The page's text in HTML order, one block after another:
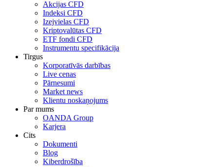
Akcijas CFD
Indeksi CFD
Izejvielas CFD
Kriptovalūtas CFD
ETF fondi CFD
Instrumentu specifikācija
Tirgus
Korporatīvās darbības
Live cenas
Pārnesumi
Market news
Klientu noskaņojums
Par mums
OANDA Group
Karjera
Cits
Dokumenti
Blog
Kiberdrošība